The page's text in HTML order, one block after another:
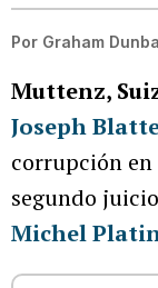
Por Graham
Muttenz,
Joseph
corrupción
segundo
Michel